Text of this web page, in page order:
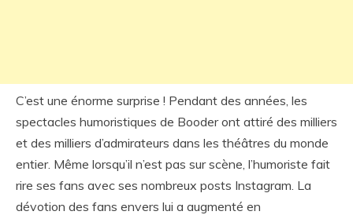
C’est une énorme surprise ! Pendant des années, les
spectacles humoristiques de Booder ont attiré des milliers
et des milliers d’admirateurs dans les théâtres du monde
entier. Même lorsqu’il n’est pas sur scène, l’humoriste fait
rire ses fans avec ses nombreux posts Instagram. La
dévotion des fans envers lui a augmenté en